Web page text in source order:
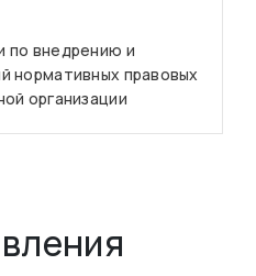
по внедрению и
нормативных правовых
организации